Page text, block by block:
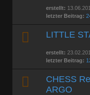
erstellt:
letzter Beitrag:
LITTLE
erstellt:
letzter Beitrag:
CHESS
ARGO